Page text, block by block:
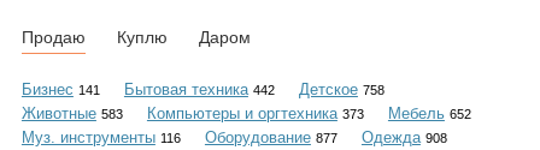
Объявления
Продаю Куплю Даром
Бизнес 141 Бытовая техника 442 Детское 758
Животные 583 Компьютеры и оргтехника 373 Мебель 652
Муз. инструменты 116 Оборудование 877 Одежда 908